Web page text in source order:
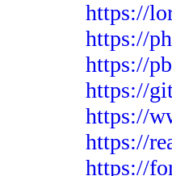
https://
https://
https://
https://
https://
https://
https://